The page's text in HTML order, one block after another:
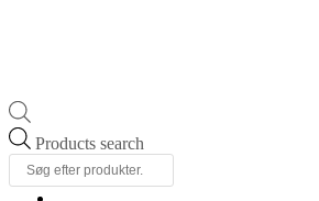
Products search